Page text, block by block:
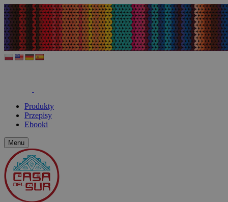
Produkty
Przepisy
Ebooki
Menu